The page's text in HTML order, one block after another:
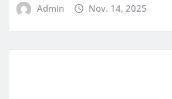
Admin Nov. 14, 2025